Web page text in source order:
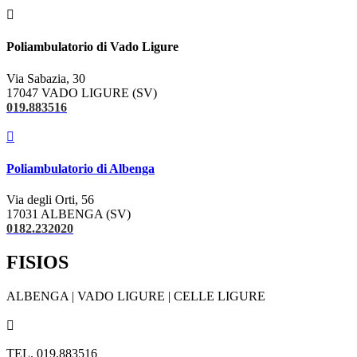

Poliambulatorio di Vado Ligure
Via Sabazia, 30
17047 VADO LIGURE (SV)
019.883516

Poliambulatorio di Albenga
Via degli Orti, 56
17031 ALBENGA (SV)
0182.232020
FISIOS
ALBENGA | VADO LIGURE | CELLE LIGURE

TEL. 019.883516